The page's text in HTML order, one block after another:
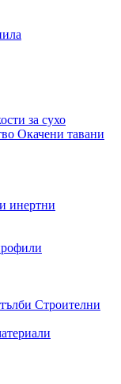
за сухо
Окачени тавани
инертни
Строителни